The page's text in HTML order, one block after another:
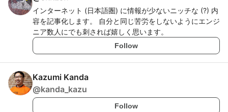
インターネット (日本語圏) に情報が少ないニッチな (?) 内
容を記事化します。 自分と同じ苦労をしないようにエンジ
ニア数人にでも刺されば嬉しく思います。
Follow
Kazumi Kanda
@kanda_kazu
Follow